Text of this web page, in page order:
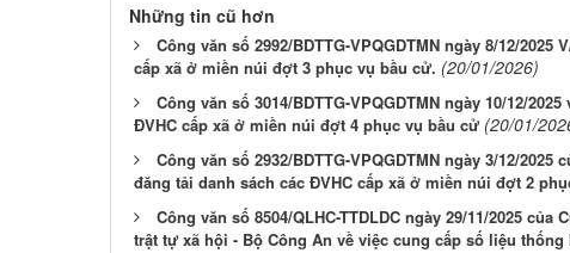
Những tin cũ hơn
Công văn số 2992/BDTTG-VPQGDTMN ngày 8/12/2025
cấp xã ở miền núi đợt 3 phục vụ bầu cử. (20/01/2026)
Công văn số 3014/BDTTG-VPQGDTMN ngày 10/12/
ĐVHC cấp xã ở miền núi đợt 4 phục vụ bầu cử (20/01/
Công văn số 2932/BDTTG-VPQGDTMN ngày 3/12/2025
đăng tải danh sách các ĐVHC cấp xã ở miền núi đợt 2
Công văn số 8504/QLHC-TTDLDC ngày 29/11/2025
trật tự xã hội - Bộ Công An về việc cung cấp số liệu thống